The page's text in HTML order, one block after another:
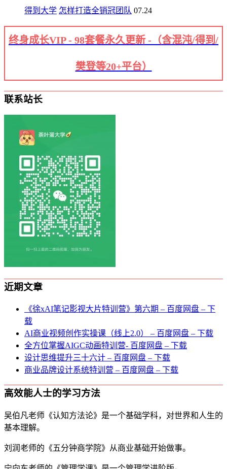
得到大学 怎样打造全销冠团队 07.24
终身成长VIP - 98套餐永久更新 -（含混沌/得到/
樊登等20+平台）
联系站长
近期文章
《徐xAI笔记影视大片特训营》第六期 – 百度网盘 – 下
载
AI商业视频创作实操课（线上2.0） – 百度网盘 – 下载
全方位掌握AIGC动画特训营- 百度网盘 – 下载
设计思维提升三十六计 – 百度网盘 – 下载
商业品牌设计系统特训营 – 百度网盘 – 下载
高效能人士的学习方法
吴伯凡老师《认知方法论》是一个基础学科，对世界和人生的
基本理解。
刘润老师的《五分钟商学院》从商业基础开始做事。